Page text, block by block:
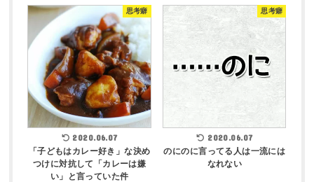
思考癖
2020.06.07
「子どもはカレー好き」な決め
つけに対抗して「カレーは嫌
い」と言っていた件
思考癖
2020.06.07
のにのに言ってる人は一流には
なれない